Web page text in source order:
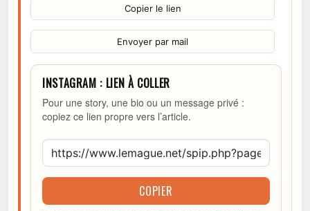
Copier le lien
Envoyer par mail
INSTAGRAM : LIEN À COLLER
Pour une story, une bio ou un message privé :
copiez ce lien propre vers l’article.
COPIER